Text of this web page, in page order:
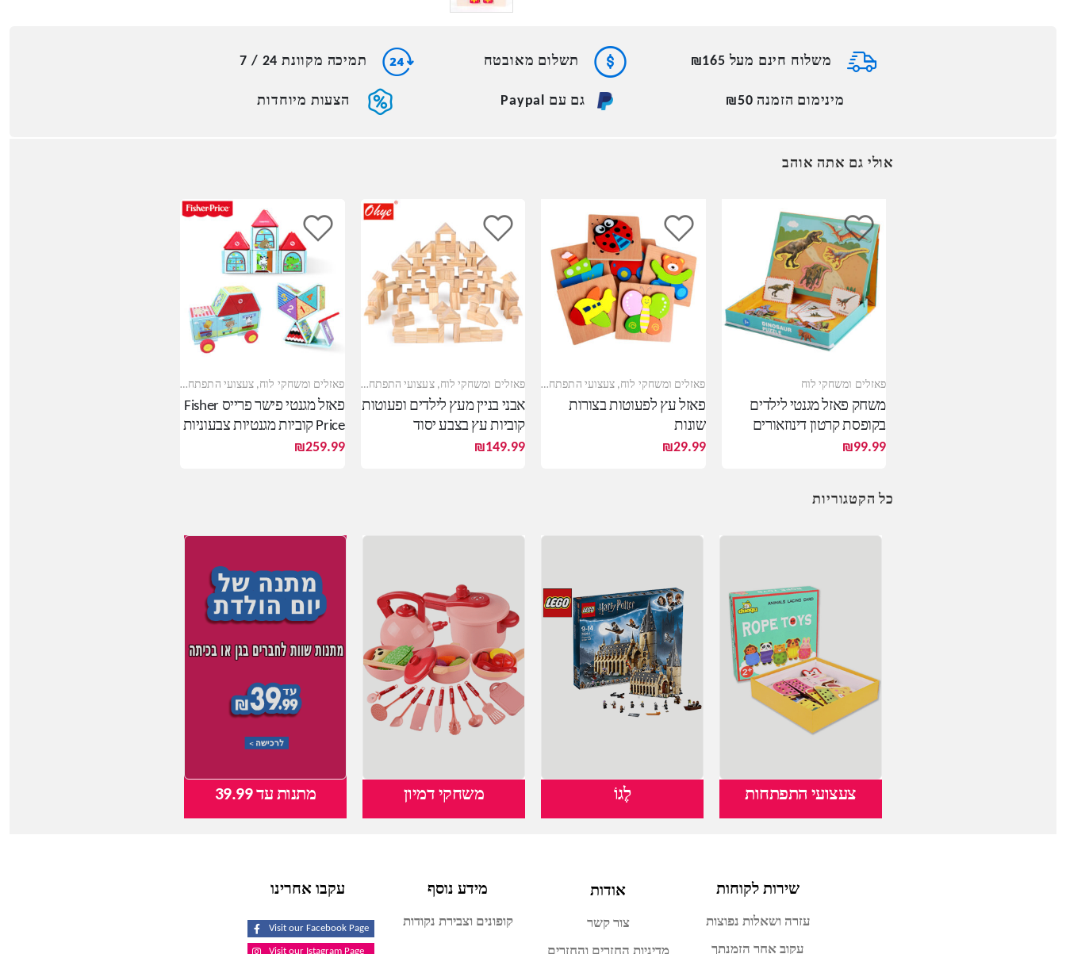
משלוח חינם מעל ₪165
מינימום הזמנה ₪50
תשלום מאובטח
גם עם Paypal
תמיכה מקוונת 24 / 7
הצעות מיוחדות
אולי גם אתה אוהב
פאזלים ומשחקי לוח
משחק פאזל מגנטי לילדים
בקופסת קרטון דינוזאורים
דמויות חיות
₪99.99
פאזלים ומשחקי לוח, צעצועי התפתחות צעצועי עץ
פאזל עץ לפעוטות בצורות
שונות
₪29.99
פאזלים ומשחקי לוח,צעצועי התפתחות צעצועי עץ
אבני בניין מעץ לילדים ופעוטות
קוביות עץ בצבע יסוד
₪149.99
פאזלים ומשחקי לוח, צעצועי התפתחות
פאזל מגנטי פישר פרייס Fisher
Price קוביות מגנטיות צבעוניות
למשחק₪259.99
כל הקטגוריות
צעצועי התפתחות לֶגוֹ משחקי דמיון מתנות עד 39.99
שירות לקוחות
עזרה ושאלות נפוצות
עקוב אחר הזמנתך
אודות
צור קשר
מדיניות החזרים והחזרים
מידע נוסף
קופונים וצבירת נקודות
עקבו אחרינו
Visit our Facebook Page
Visit our Istagram Page